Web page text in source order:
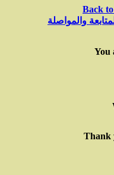
Back
والمواصلة
You
Thank